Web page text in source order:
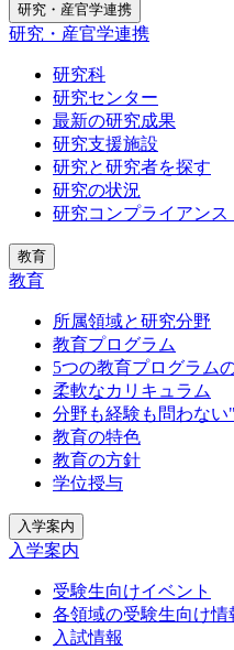
研究・産官学連携
研究・産官学連携
研究科
研究センター
最新の研究成果
研究支援施設
研究と研究者を探す
研究の状況
研究コンプライアンス
教育
教育
所属領域と研究分野
教育プログラム
5つの教育プログラム
柔軟なカリキュラム
分野も経験も問わな
教育の特色
教育の方針
学位授与
入学案内
入学案内
受験生向けイベント
各領域の受験生向け情
入試情報